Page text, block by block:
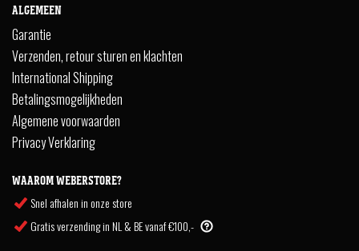
ALGEMEEN
Garantie
Verzenden, retour sturen en klachten
International Shipping
Betalingsmogelijkheden
Algemene voorwaarden
Privacy Verklaring
WAAROM WEBERSTORE?
Snel afhalen in onze store
Gratis verzending in NL & BE vanaf €100,-